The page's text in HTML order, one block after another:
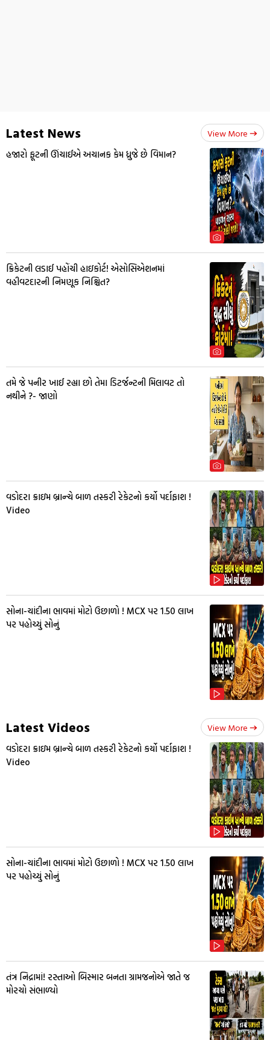
Latest News View More
હજારો ફૂટની ઊંચાઈએ અચાનક કેમ ધ્રુજે છે વિમાન?
ક્રિકેટની લડાઈ પહોંચી હાઇકોર્ટ! એસોસિએશનમાં
વહીવટદારની નિમણૂક નિશ્ચિત?
તમે જે પનીર ખાઈ રહ્યા છો તેમા ડિટર્જન્ટની મિલાવટ તો
નથીને ?- જાણો
વડોદરા ક્રાઇમ બ્રાન્ચે બાળ તસ્કરી રેકેટનો કર્યો પર્દાફાશ !
Video
સોના-ચાંદીના ભાવમાં મોટો ઉછાળો ! MCX પર ₹1.50 લાખ
પર પહોચ્યું સોનું
Latest Videos View More
વડોદરા ક્રાઇમ બ્રાન્ચે બાળ તસ્કરી રેકેટનો કર્યો પર્દાફાશ !
Video
સોના-ચાંદીના ભાવમાં મોટો ઉછાળો ! MCX પર ₹1.50 લાખ
પર પહોચ્યું સોનું
તંત્ર નિદ્રામાં! રસ્તાઓ બિસ્માર બનતા ગ્રામજનોએ જાતે જ
મોરચો સંભાળ્યો